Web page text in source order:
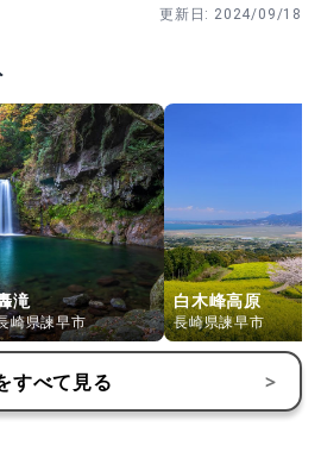
更新日: 2024/09/18
滝
崎県諫早市
白木峰高原
長崎県諫早市
すべて見る >